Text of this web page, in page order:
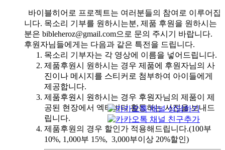
바이블히어로 프로젝트는 여러분들의 참여로 이루어집
니다. 목소리 기부를 원하시는분, 제품 후원을 원하시는
분은 bibleheroz@gmail.com으로 문의 주시기 바랍니다.
후원자님들에게는 다음과 같은 특전을 드립니다.
목소리 기부자는 각 영상에 이름을 넣어드립니다.
제품후원시 원하시는 경우 제품에 후원자님의 사
진이나 메시지를 스티커로 첨부하여 아이들에게
제공합니다.
제품후원시 원하시는 경우 후원자님의 제품이 제
공된 현장에서 엑티비티 활동하는 사진을 보내드
립니다.
제품후원의 경우 할인가 적용해드립니다.(100부
10%, 1,000부 15%, 3,000부이상 20%할인)